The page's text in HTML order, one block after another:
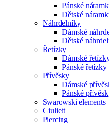
Pánské
Dětské
Náhrdelníky
Dámské
Dětské
Řetízky
Dámské
Pánské řetízky
Přívěsky
Dámské
Pánské
Swarowski elements
Giuliett
Piercing